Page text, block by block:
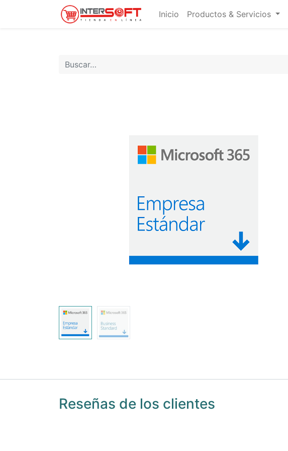
Inicio Productos & Servicios
Reseñas de los clientes